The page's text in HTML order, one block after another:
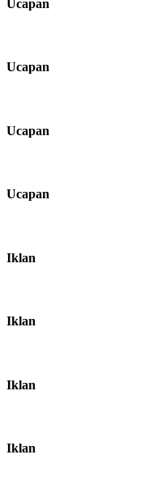
Ucapan
Ucapan
Ucapan
Ucapan
Iklan
Iklan
Iklan
Iklan